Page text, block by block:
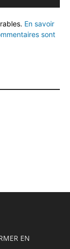
En savoir
sont
EN